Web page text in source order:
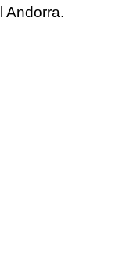
Andorra.